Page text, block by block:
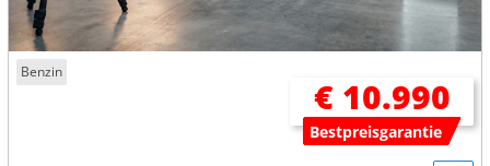
Benzin
€ 10.990
Bestpreisgarantie